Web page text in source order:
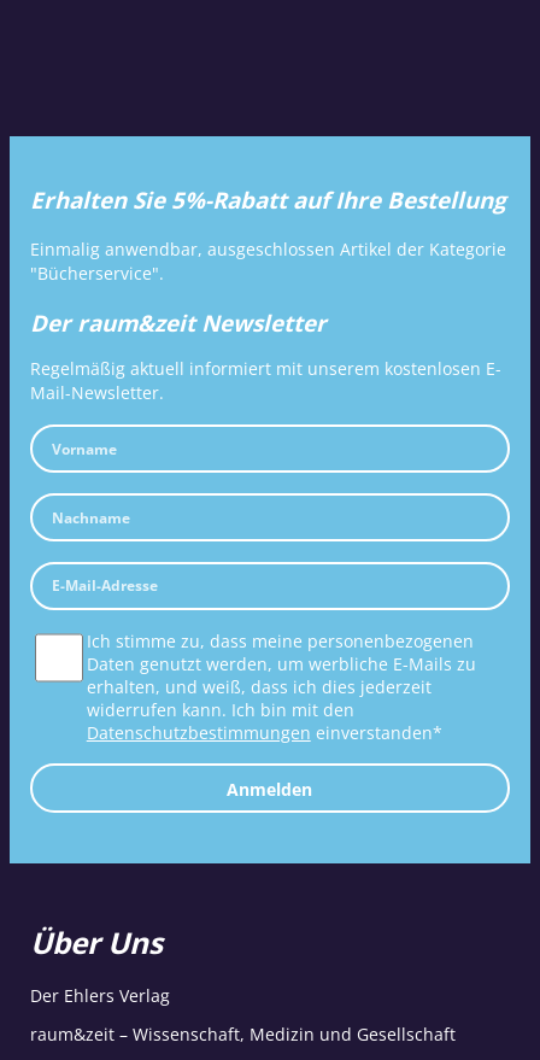
Erhalten Sie 5%-Rabatt auf Ihre Bestellung
Einmalig anwendbar, ausgeschlossen Artikel der Kategorie
"Bücherservice".
Der raum&zeit Newsletter
Regelmäßig aktuell informiert mit unserem kostenlosen E-
Mail-Newsletter.
Ich stimme zu, dass meine personenbezogenen
Daten genutzt werden, um werbliche E-Mails zu
erhalten, und weiß, dass ich dies jederzeit
widerrufen kann. Ich bin mit den
Datenschutzbestimmungen einverstanden*
Anmelden
Über Uns
Der Ehlers Verlag
raum&zeit – Wissenschaft, Medizin und Gesellschaft